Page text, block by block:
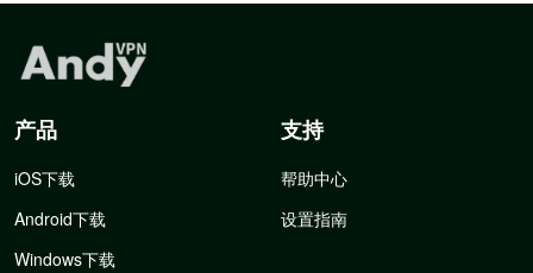
产品
iOS下载
Android下载
Windows下载
支持
帮助中心
设置指南